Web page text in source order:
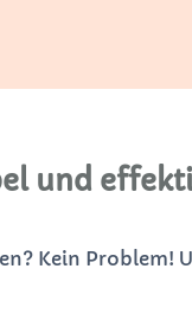
und
Kein Problem!